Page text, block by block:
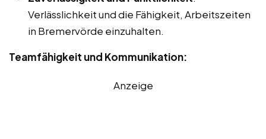
Verlässlichkeit und die Fähigkeit, Arbeitszeiten
in Bremervörde einzuhalten.
Teamfähigkeit und Kommunikation:
Anzeige